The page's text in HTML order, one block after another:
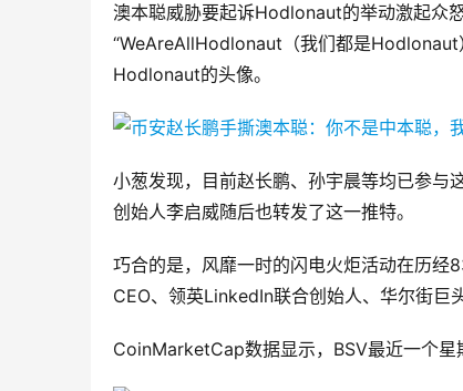
澳本聪威胁要起诉Hodlonaut的举动激起众
“WeAreAllHodlonaut（我们都是Hodlonaut
Hodlonaut的头像。
小葱发现，目前赵长鹏、孙宇晨等均已参与
创始人李启威随后也转发了这一推特。
巧合的是，风靡一时的闪电火炬活动在历
CEO、领英LinkedIn联合创始人、华尔街巨
CoinMarketCap数据显示，BSV最近一个星